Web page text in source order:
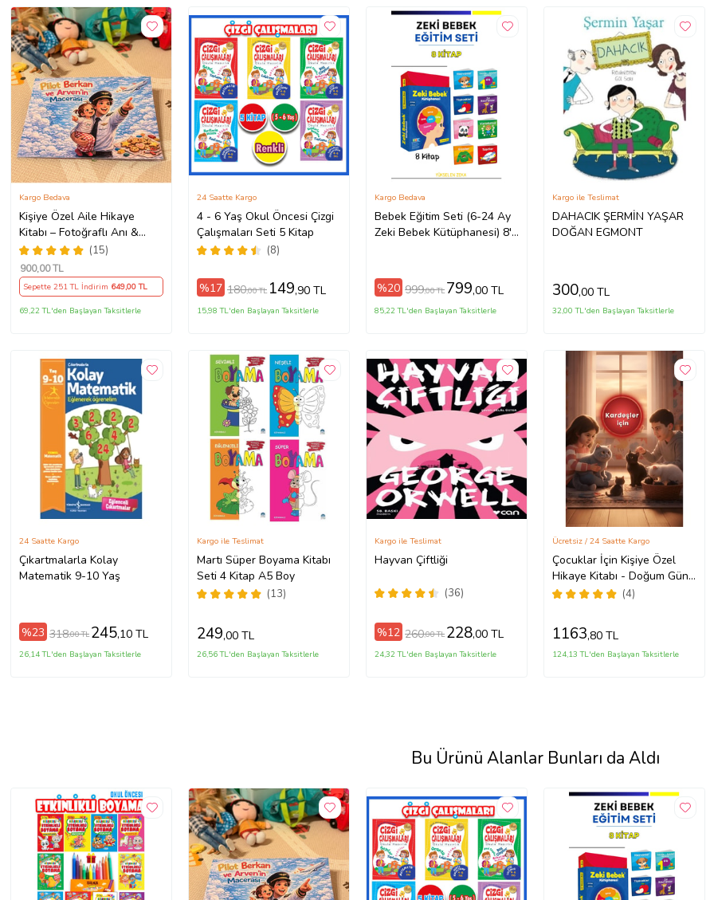
Kişiye Özel Aile Hikaye
Kitabı – Fotoğraflı Anı &
Masal Kitabı
(15)
Kargo Bedava
900,00 TL
Sepette 251 TL İndirim 649,00 TL
69,22 TL'den Başlayan Taksitlerle
4 - 6 Yaş Okul Öncesi Çizgi
Çalışmaları Seti 5 Kitap
(8)
24 Saatte Kargo
%17 180,00 TL 149,90 TL
15,98 TL'den Başlayan Taksitlerle
Bebek Eğitim Seti (6-24 Ay
Zeki Bebek Kütüphanesi) 8'li
Kargo Bedava
%20 999,00 TL 799,00 TL
85,22 TL'den Başlayan Taksitlerle
DAHACIK ŞERMİN YAŞAR
DOĞAN EGMONT
Kargo ile Teslimat
300,00 TL
32,00 TL'den Başlayan Taksitlerle
Çıkartmalarla Kolay
Matematik 9-10 Yaş
24 Saatte Kargo
%23 318,00 TL 245,10 TL
26,14 TL'den Başlayan Taksitlerle
Martı Süper Boyama Kitabı
Seti 4 Kitap A5 Boy
(13)
Kargo ile Teslimat
249,00 TL
26,56 TL'den Başlayan Taksitlerle
Hayvan Çiftliği
(36)
Kargo ile Teslimat
%12 260,00 TL 228,00 TL
24,32 TL'den Başlayan Taksitlerle
Çocuklar İçin Kişiye Özel
Hikaye Kitabı - Doğum Günü
Hediyesi - Okuma Hediyesi
(4)
Ücretsiz / 24 Saatte Kargo
1163,80 TL
124,13 TL'den Başlayan Taksitlerle
Bu Ürünü Alanlar Bunları da Aldı